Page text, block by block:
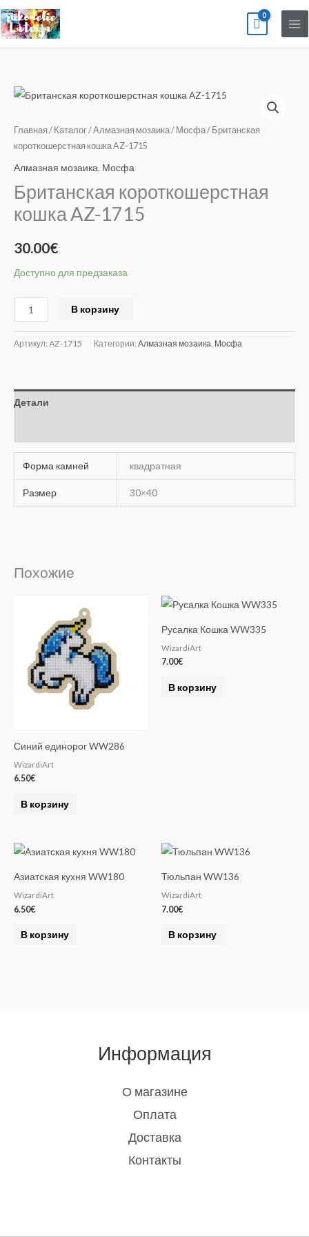
Перейти
к
содержимому
Главная / Каталог/Алмазная мозаика/ Мосфа/ Британская
короткошерстная кошка AZ-1715
Алмазная мозаика, Мосфа
Британская короткошерстная
кошка AZ-1715
30.00€
Доступно для предзаказа
Количество
Британская
короткошерстная
кошка
1715
В корзину
Артикул: AZ-1715 Категории: Алмазная мозаика Мосфа
Детали
Форма камней квадратная
Размер 30×40
Похожие
Синий единорог WW286
WizardiArt
6.50€
В корзину
Русалка Кошка WW335
WizardiArt
7.00€
В корзину
Азиатская кухня WW180
WizardiArt
6.50€
В корзину
Тюльпан WW136
WizardiArt
7.00€
В корзину
Информация
О магазине
Оплата
Доставка
Контакты